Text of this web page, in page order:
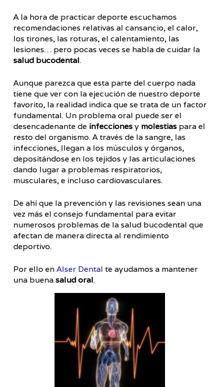
A la hora de practicar deporte escuchamos
recomendaciones relativas al cansancio, el calor,
los tirones, las roturas, el calentamiento, las
lesiones… pero pocas veces se habla de cuidar la
salud bucodental.
Aunque parezca que esta parte del cuerpo nada
tiene que ver con la ejecución de nuestro deporte
favorito, la realidad indica que se trata de un factor
fundamental. Un problema oral puede ser el
desencadenante de infeccionesy molestiaspara el
resto del organismo. A través de la sangre, las
infecciones, llegan a los músculos y órganos,
depositándose en los tejidos y las articulaciones
dando lugar a problemas respiratorios,
musculares, e incluso cardiovasculares.
De ahí que la prevención y las revisiones sean una
vez más el consejo fundamental para evitar
numerosos problemas de la salud bucodental que
afectan de manera directa al rendimiento
deportivo.
Por ello enAlser Dental te ayudamos a mantener
una buenasalud oral.